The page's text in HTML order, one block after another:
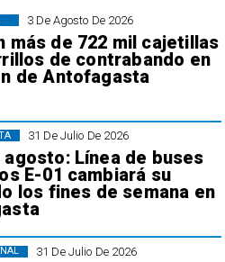
3 De Agosto De 2026
más de 722 mil cajetillas
de contrabando en
de Antofagasta
31 De Julio De 2026
agosto: Línea de buses
E-01 cambiará su
los fines de semana en
31 De Julio De 2026